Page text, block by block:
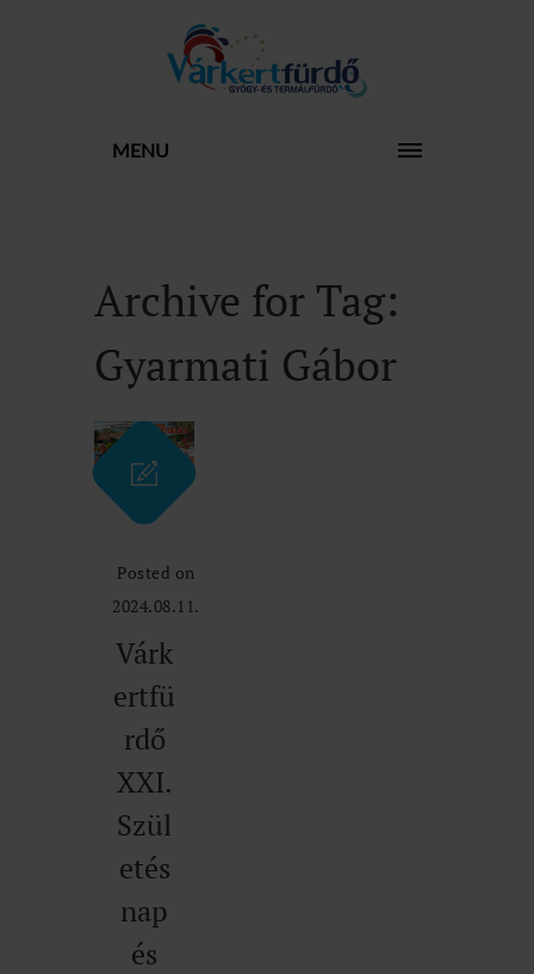
MENU
Archive for Tag:
Gyarmati Gábor
Posted on
2024.08.11.
Várk
ertfü
rdő
XXI.
Szül
etés
nap
és